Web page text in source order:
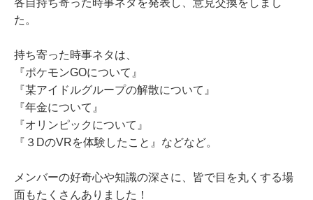
た。
持ち寄った時事ネタは、
『ポケモンGOについて』
『某アイドルグループの解散について』
『年金について』
『オリンピックについて』
『３DのVRを体験したこと』などなど。
メンバーの好奇心や知識の深さに、皆で目を丸くする場
面もたくさんありました！